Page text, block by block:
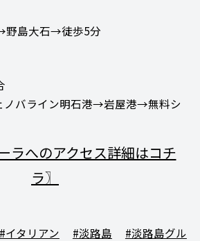
野島大石→徒歩5分
バライン明石港→岩屋港→無料シ
ラへのアクセス詳細はコチ
ラ〗
#イタリアン #淡路島
#淡路島グル